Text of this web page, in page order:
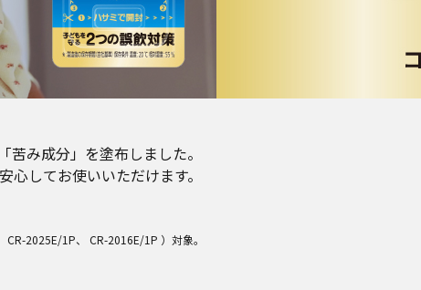
み成分」を塗布しました。
心してお使いいただけます。
2025E/1P、 CR-2016E/1P ）対象。